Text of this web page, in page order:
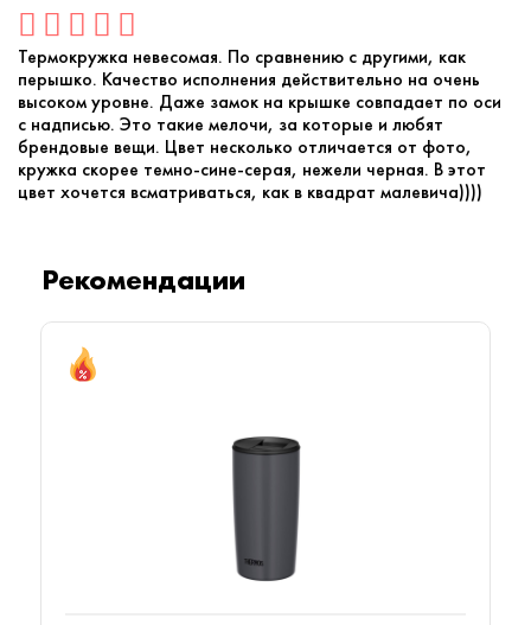
особенно эффектным.
Стильная, лёгкая и надёжная термокружкаTHERMOS
JNL-606SMB отличается своей функциональностью – ею
можно пользоваться круглый год: утолить жажду в жару
прохладным напитком, согреться горячим чаем зимой.
Термокружка невесомая. По сравнению с другими, как
перышко. Качество исполнения действительно на очень
высоком уровне. Даже замок на крышке совпадает по оси
с надписью. Это такие мелочи, за которые и любят
брендовые вещи. Цвет несколько отличается от фото,
кружка скорее темно-сине-серая, нежели черная. В этот
цвет хочется всматриваться, как в квадрат малевича))))
Рекомендации